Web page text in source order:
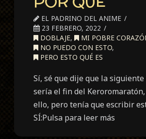
EL PADRINO DEL ANIME
23 FEBRERO, 2022
DOBLAJE, MI POBRE
NO PUEDO CON ESTO,
PERO ESTO QUÉ ES
Sí, sé que dije que la
sería el fin del
ello, pero tenía que escribir
SÍ:Pulsa para leer más